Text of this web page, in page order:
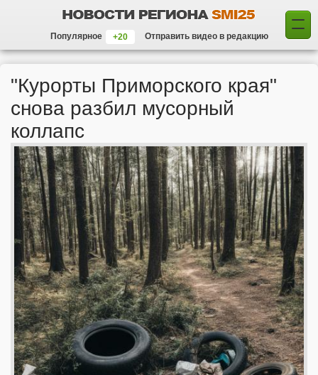
Популярное Отправить видео в редакцию
"Курорты Приморского края"
снова разбил мусорный
коллапс